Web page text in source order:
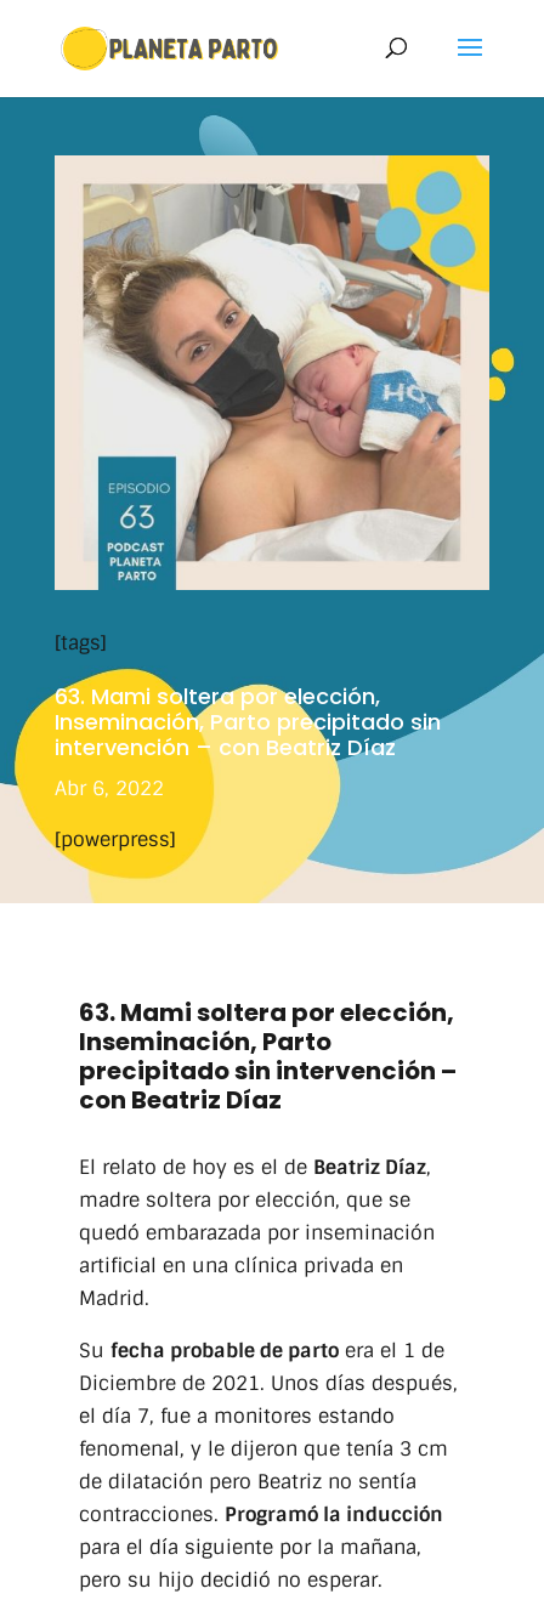
[tags]
63. Mami soltera por elección,
Inseminación, Parto precipitado sin
intervención – con Beatriz Díaz
Abr 6, 2022
[powerpress]
63. Mami soltera por elección,
Inseminación, Parto
precipitado sin intervención –
con Beatriz Díaz
El relato de hoy es el de Beatriz Díaz,
madre soltera por elección, que se
quedó embarazada por inseminación
artificial en una clínica privada en
Madrid.
Su fecha probable de partoera el 1 de
Diciembre de 2021. Unos días después,
el día 7, fue a monitores estando
fenomenal, y le dijeron que tenía 3 cm
de dilatación pero Beatriz no sentía
contracciones. Programó la inducción
para el día siguiente por la mañana,
pero su hijo decidió no esperar.